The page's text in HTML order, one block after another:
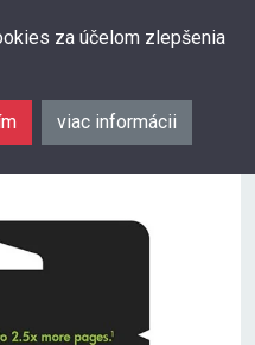
za účelom zlepšenia
viac informácii